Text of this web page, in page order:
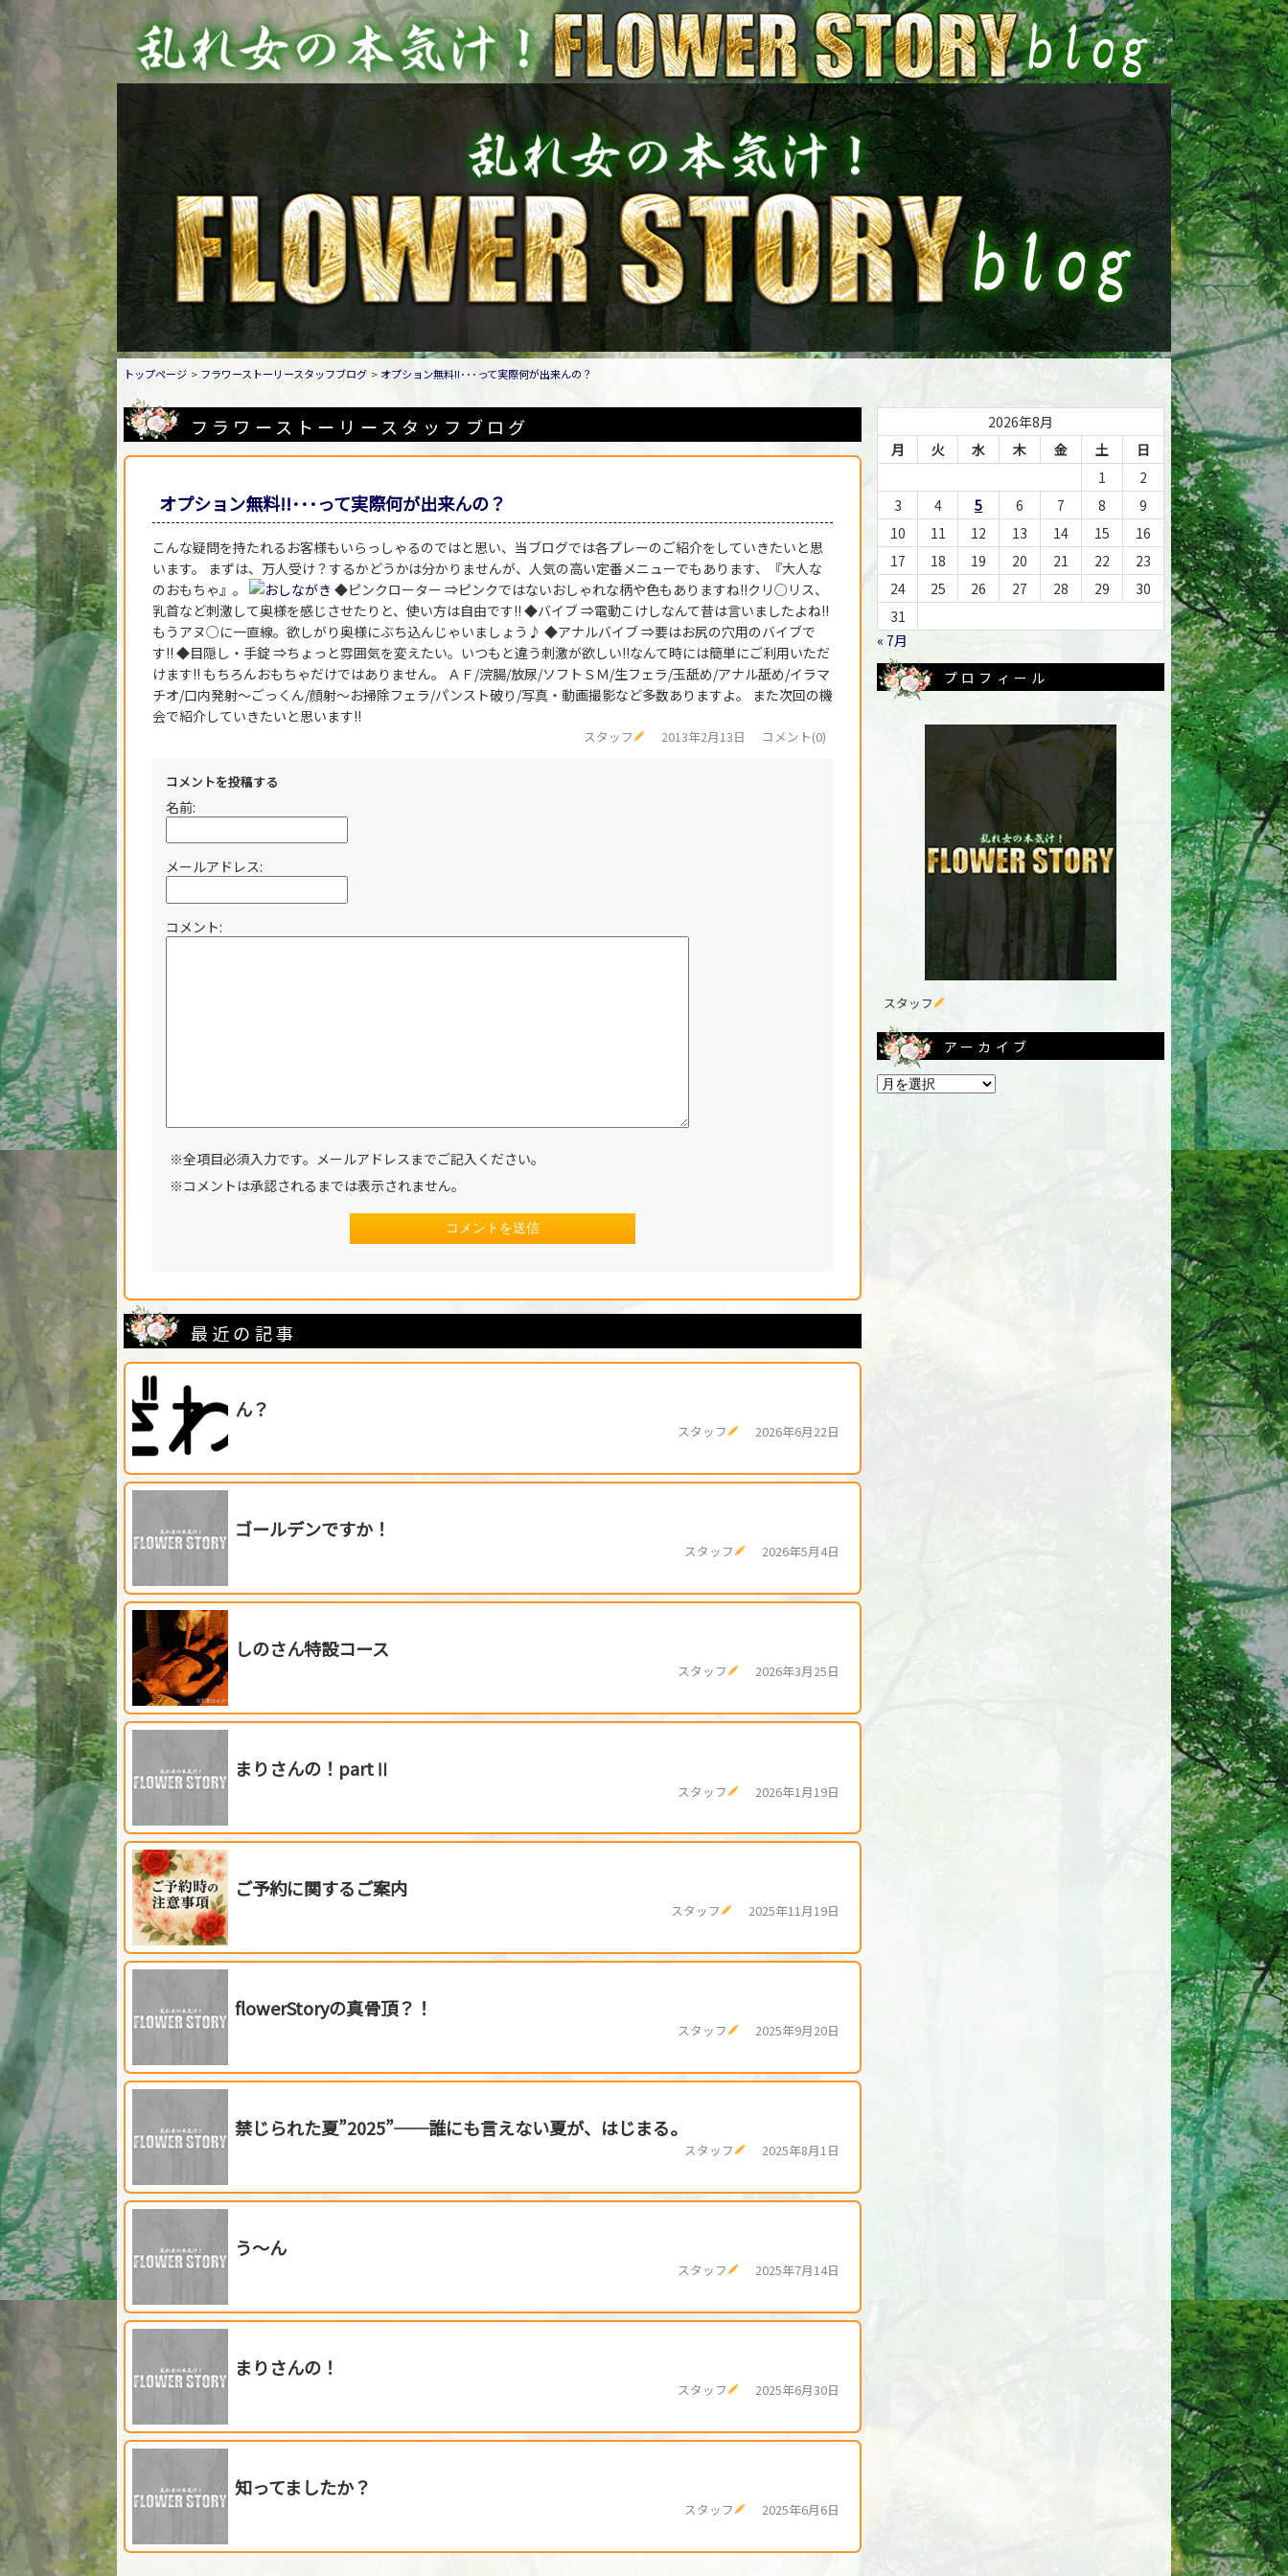
トップページ フラワーストーリースタッフブログ オプション無料!!･･･って実際何が出来んの？
フラワーストーリースタッフブログ
オプション無料!!･･･って実際何が出来んの？
こんな疑問を持たれるお客様もいらっしゃるのではと思い、当ブログでは各プレーのご紹介をしていきたいと思
います。 まずは、万人受け？するかどうかは分かりませんが、人気の高い定番メニューでもあります、『大人な
のおもちゃ』。
◆ピンクローター ⇒ピンクではないおしゃれな柄や色もありますね!!クリ○リス、
乳首など刺激して奥様を感じさせたりと、使い方は自由です!! ◆バイブ ⇒電動こけしなんて昔は言いましたよね!!
もうアヌ○に一直線。欲しがり奥様にぶち込んじゃいましょう♪ ◆アナルバイブ ⇒要はお尻の穴用のバイブで
す!! ◆目隠し・手錠 ⇒ちょっと雰囲気を変えたい。いつもと違う刺激が欲しい!!なんて時には簡単にご利用いただ
けます!! もちろんおもちゃだけではありません。 ＡＦ/浣腸/放尿/ソフトＳＭ/生フェラ/玉舐め/アナル舐め/イラマ
チオ/口内発射～ごっくん/顔射～お掃除フェラ/パンスト破り/写真・動画撮影など多数ありますよ。 また次回の機
会で紹介していきたいと思います!!
スタッフ 2013年2月13日 コメント(0)
コメントを投稿する
名前:
メールアドレス:
コメント:
※全項目必須入力です。メールアドレスまでご記入ください。
※コメントは承認されるまでは表示されません。
最近の記事
ん？
スタッフ 2026年6月22日
ゴールデンですか！
スタッフ 2026年5月4日
しのさん特設コース
スタッフ 2026年3月25日
まりさんの！partⅡ
スタッフ 2026年1月19日
ご予約に関するご案内
スタッフ 2025年11月19日
flowerStoryの真骨頂？！
スタッフ 2025年9月20日
禁じられた夏”2025”──誰にも言えない夏が、はじまる。
スタッフ 2025年8月1日
う～ん
スタッフ 2025年7月14日
まりさんの！
スタッフ 2025年6月30日
知ってましたか？
スタッフ 2025年6月6日
2026年8月
月
火 水 木 金 土
日
1
2
3
4 5 6 7 8
9
10
11 12 13 14 15
16
17
18 19 20 21 22
23
24
25 26 27 28 29
30
31
« 7月
プロフィール
スタッフ
アーカイブ